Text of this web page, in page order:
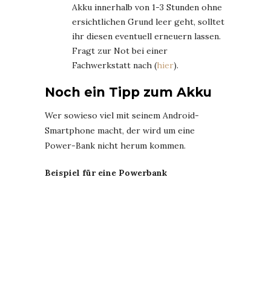
Akku innerhalb von 1-3 Stunden ohne
ersichtlichen Grund leer geht, solltet
ihr diesen eventuell erneuern lassen.
Fragt zur Not bei einer
Fachwerkstatt nach (hier).
Noch ein Tipp zum Akku
Wer sowieso viel mit seinem Android-
Smartphone macht, der wird um eine
Power-Bank nicht herum kommen.
Beispiel für eine Powerbank